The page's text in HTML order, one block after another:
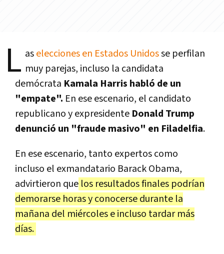
L aselecciones en Estados Unidosse perfilan
muy parejas, incluso la candidata
demócrata Kamala Harris habló de un
"empate". En ese escenario, el candidato
republicano y expresidente Donald Trump
denunció un "fraude masivo" en Filadelfia.
En ese escenario, tanto expertos como
incluso el exmandatario Barack Obama,
advirtieron que los resultados finales podrían
demorarse horas y conocerse durante la
mañana del miércoles e incluso tardar más
días.